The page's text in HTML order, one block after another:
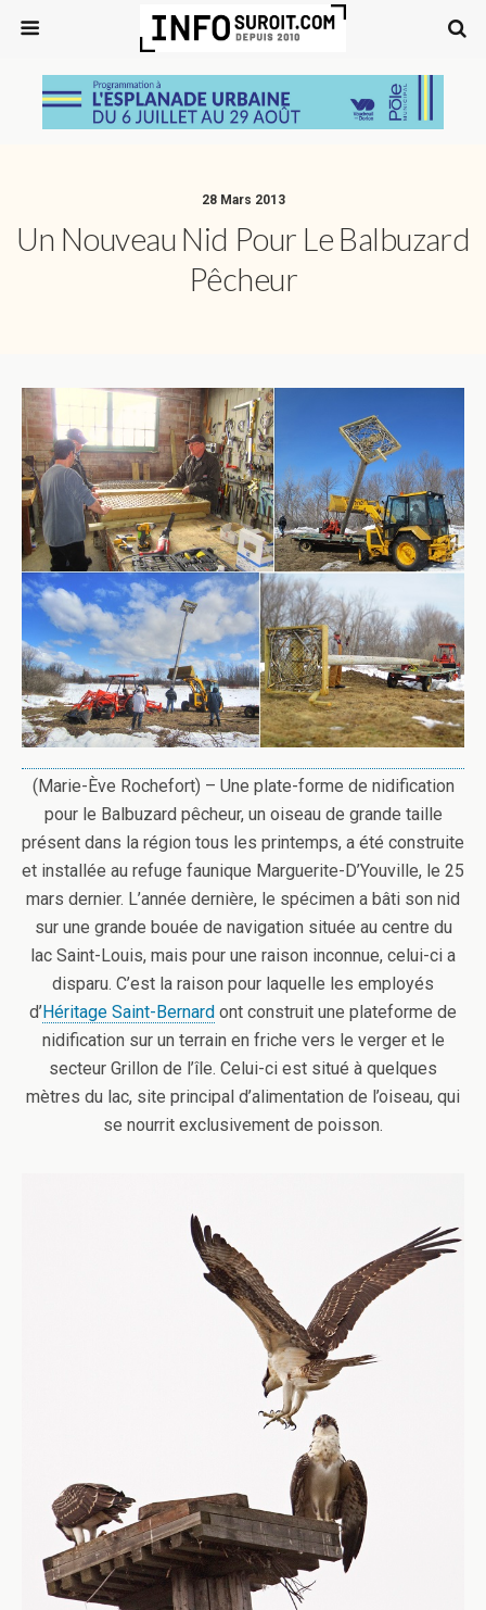
28 Mars 2013
Un Nouveau Nid Pour Le Balbuzard
Pêcheur
(Marie-Ève Rochefort) – Une plate-forme de nidification
pour le Balbuzard pêcheur, un oiseau de grande taille
présent dans la région tous les printemps, a été construite
et installée au refuge faunique Marguerite-D’Youville, le 25
mars dernier. L’année dernière, le spécimen a bâti son nid
sur une grande bouée de navigation située au centre du
lac Saint-Louis, mais pour une raison inconnue, celui-ci a
disparu. C’est la raison pour laquelle les employés
d’Héritage Saint-Bernard ont construit une plateforme de
nidification sur un terrain en friche vers le verger et le
secteur Grillon de l’île. Celui-ci est situé à quelques
mètres du lac, site principal d’alimentation de l’oiseau, qui
se nourrit exclusivement de poisson.